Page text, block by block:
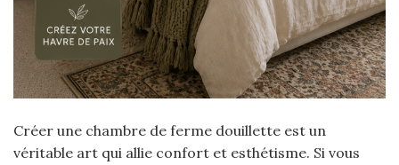
Créer une chambre de ferme douillette est un
véritable art qui allie confort et esthétisme. Si vous